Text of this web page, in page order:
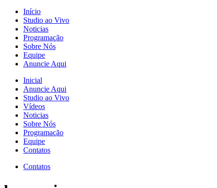
Início
Studio ao Vivo
Noticias
Programação
Sobre Nós
Equipe
Anuncie Aqui
Inicial
Anuncie Aqui
Studio ao Vivo
Vídeos
Noticias
Sobre Nós
Programação
Equipe
Contatos
Contatos